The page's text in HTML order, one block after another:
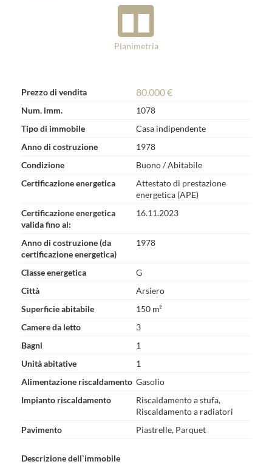
Planimetria
Prezzo di vendita 80.000 €
Num. imm.
1078
Tipo di immobile
Casa indipendente
Anno di costruzione
1978
Condizione
Buono / Abitabile
Certificazione energetica
Attestato di prestazione
energetica (APE)
Certificazione energetica
valida fino al:
16.11.2023
Anno di costruzione (da
certificazione energetica)
1978
Classe energetica
G
Città
Arsiero
Superficie abitabile
150 m²
Camere da letto
3
Bagni
1
Unità abitative
1
Alimentazione riscaldamento Gasolio
Impianto riscaldamento
Riscaldamento a stufa,
Riscaldamento a radiatori
Pavimento
Piastrelle, Parquet
Descrizione dell`immobile